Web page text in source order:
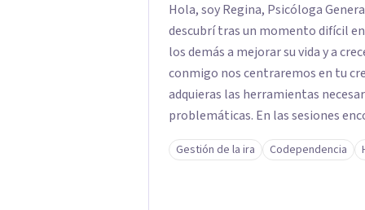
Hola, soy Regina, Psicóloga
descubrí tras un momento difícil
los demás a mejorar su vida y a
conmigo nos centraremos en tu
adquieras las herramientas
problemáticas. En las sesiones
juicios, donde explorar tus
en tu crecimiento. personal
Gestión de la ira Codependencia